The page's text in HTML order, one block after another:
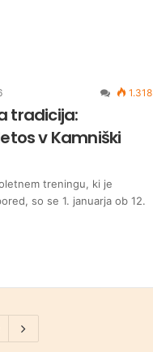
1.318
tradicija:
v Kamniški
treningu, ki je
so se 1. januarja ob 12.